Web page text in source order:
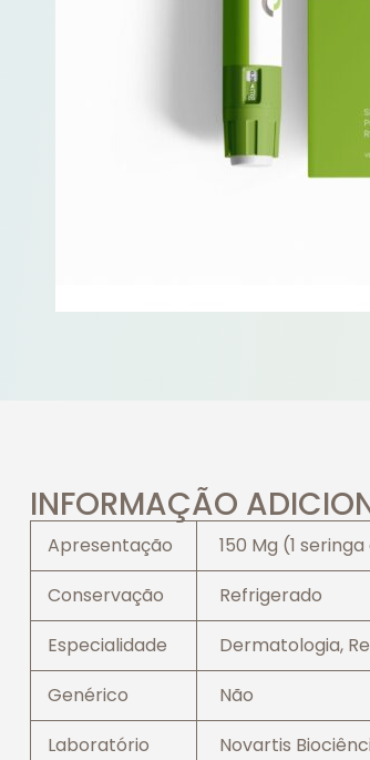
INFORMAÇÃO
Apresentação
150 Mg (1
Conservação
Refrigerado
Especialidade
Dermatologia,
Genérico
Não
Laboratório
Novartis